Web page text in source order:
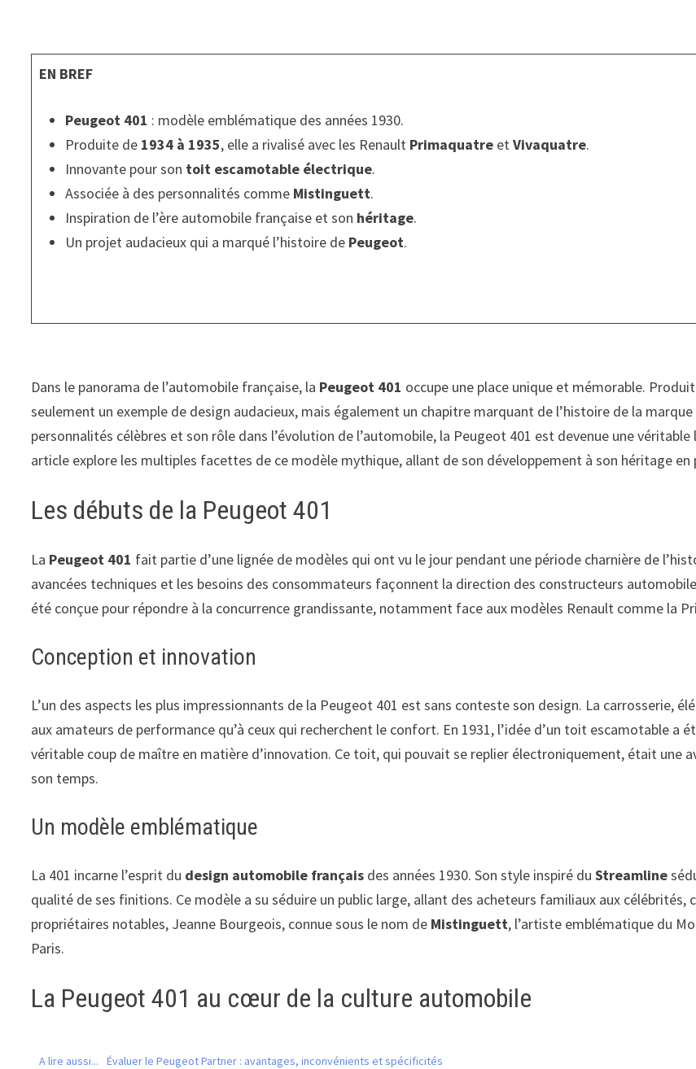
EN BREF
Peugeot 401 : modèle emblématique des années 1930.
Produite de 1934 à 1935, elle a rivalisé avec les Renault Primaquatre etVivaquatre.
Innovante pour son toit escamotable électrique.
Associée à des personnalités comme Mistinguett.
Inspiration de l’ère automobile française et son héritage.
Un projet audacieux qui a marqué l’histoire de Peugeot.
Dans le panorama de l’automobile française, la Peugeot 401 occupe une place unique et mémorable.
seulement un exemple de design audacieux, mais également un chapitre marquant de l’histoire de la
personnalités célèbres et son rôle dans l’évolution de l’automobile, la Peugeot 401 est devenue une
article explore les multiples facettes de ce modèle mythique, allant de son développement à son héritage
Les débuts de la Peugeot 401
La Peugeot 401 fait partie d’une lignée de modèles qui ont vu le jour pendant une période charnière de
avancées techniques et les besoins des consommateurs façonnent la direction des constructeurs
été conçue pour répondre à la concurrence grandissante, notamment face aux modèles Renault comme la
Conception et innovation
L’un des aspects les plus impressionnants de la Peugeot 401 est sans conteste son design. La carrosserie,
aux amateurs de performance qu’à ceux qui recherchent le confort. En 1931, l’idée d’un toit escamotable a
véritable coup de maître en matière d’innovation. Ce toit, qui pouvait se replier électroniquement, était une
son temps.
Un modèle emblématique
La 401 incarne l’esprit du design automobile français des années 1930. Son style inspiré duStreamline
qualité de ses finitions. Ce modèle a su séduire un public large, allant des acheteurs familiaux aux
propriétaires notables, Jeanne Bourgeois, connue sous le nom de Mistinguett, l’artiste emblématique du
Paris.
La Peugeot 401 au cœur de la culture automobile
A lire aussi... Évaluer le Peugeot Partner : avantages, inconvénients et spécificités